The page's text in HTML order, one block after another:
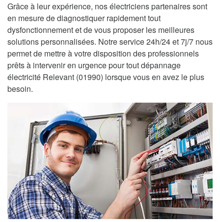
Grâce à leur expérience, nos électriciens partenaires sont
en mesure de diagnostiquer rapidement tout
dysfonctionnement et de vous proposer les meilleures
solutions personnalisées. Notre service 24h/24 et 7j/7 nous
permet de mettre à votre disposition des professionnels
prêts à intervenir en urgence pour tout dépannage
électricité Relevant (01990) lorsque vous en avez le plus
besoin.